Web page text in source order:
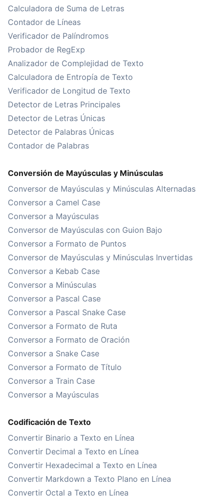
Calculadora de Suma de Letras
Contador de Líneas
Verificador de Palíndromos
Probador de RegExp
Analizador de Complejidad de Texto
Calculadora de Entropía de Texto
Verificador de Longitud de Texto
Detector de Letras Principales
Detector de Letras Únicas
Detector de Palabras Únicas
Contador de Palabras
Conversión de Mayúsculas y Minúsculas
Conversor de Mayúsculas y Minúsculas Alternadas
Conversor a Camel Case
Conversor a Mayúsculas
Conversor de Mayúsculas con Guion Bajo
Conversor a Formato de Puntos
Conversor de Mayúsculas y Minúsculas Invertidas
Conversor a Kebab Case
Conversor a Minúsculas
Conversor a Pascal Case
Conversor a Pascal Snake Case
Conversor a Formato de Ruta
Conversor a Formato de Oración
Conversor a Snake Case
Conversor a Formato de Título
Conversor a Train Case
Conversor a Mayúsculas
Codificación de Texto
Convertir Binario a Texto en Línea
Convertir Decimal a Texto en Línea
Convertir Hexadecimal a Texto en Línea
Convertir Markdown a Texto Plano en Línea
Convertir Octal a Texto en Línea